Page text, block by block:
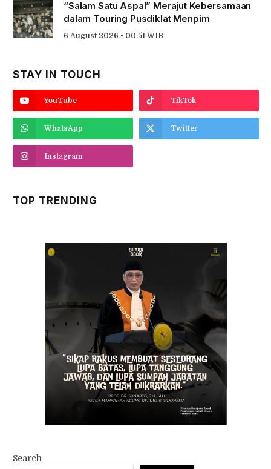
“Salam Satu Aspal” Merajut Kebersamaan
dalam Touring Pusdiklat Menpim
6 August 2026 • 00:51 WIB
STAY IN TOUCH
YouTube TikTok
WhatsApp Twitter
Instagram
TOP TRENDING
Search